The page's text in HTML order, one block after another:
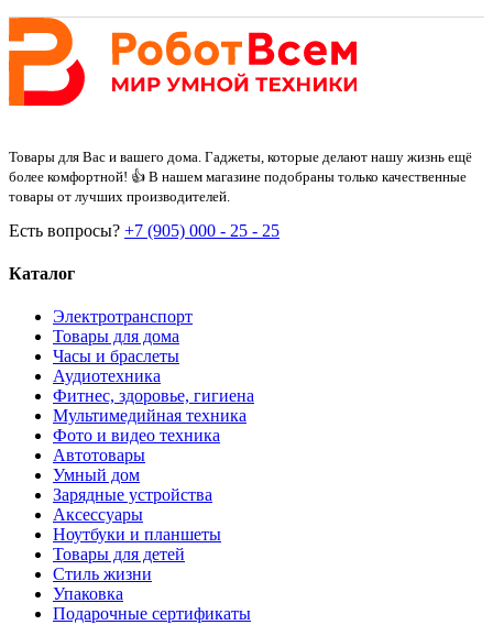
Товары для Вас и вашего дома. Гаджеты, которые делают нашу жизнь ещё
более комфортной! 👍 В нашем магазине подобраны только качественные
товары от лучших производителей.
Есть вопросы? +7 (905) 000 - 25 - 25
Каталог
Электротранспорт
Товары для дома
Часы и браслеты
Аудиотехника
Фитнес, здоровье, гигиена
Мультимедийная техника
Фото и видео техника
Автотовары
Умный дом
Зарядные устройства
Аксессуары
Ноутбуки и планшеты
Товары для детей
Стиль жизни
Упаковка
Подарочные сертификаты